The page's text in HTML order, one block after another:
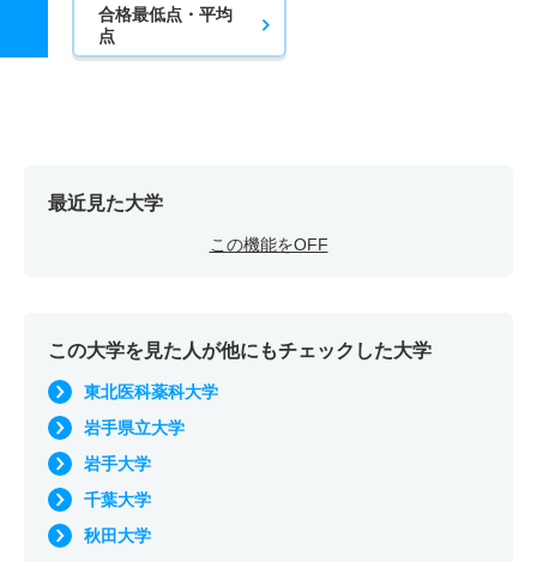
合格最低点・平均
点
最近見た大学
この機能をOFF
この大学を見た人が他にもチェックした大学
東北医科薬科大学
岩手県立大学
岩手大学
千葉大学
秋田大学